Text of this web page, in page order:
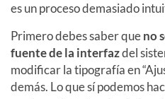
es un proceso demasiado
Primero debes saber queno
fuente de la interfazdel
modificar la tipografía en
demás. Lo que sí podemos